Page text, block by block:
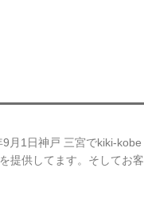
月1日神戸 三宮でkiki-kobe
提供してます。そしてお客